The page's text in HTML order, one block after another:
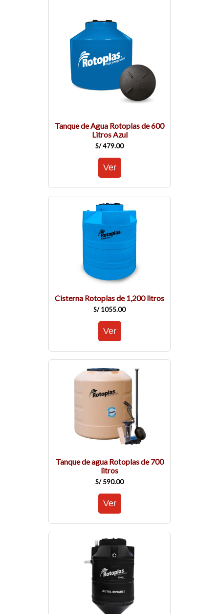
Tanque de Agua Rotoplas de 600
Litros Azul
S/ 479.00
Cisterna Rotoplas de 1,200 litros
S/ 1055.00
Tanque de agua Rotoplas de 700
litros
S/ 590.00